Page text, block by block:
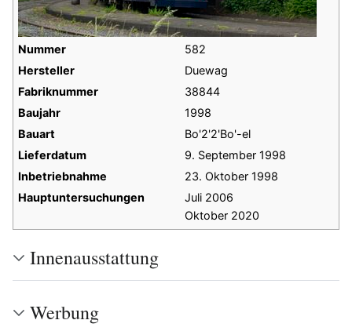
Nummer
582
Hersteller
Duewag
Fabriknummer
38844
Baujahr
1998
Bauart
Bo'2'2'Bo'-el
Lieferdatum
9. September 1998
Inbetriebnahme
23. Oktober 1998
Hauptuntersuchungen
Juli 2006
Oktober 2020
Innenausstattung
Werbung